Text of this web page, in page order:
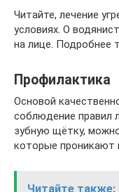
Читайте, лечение
условиях. О
на лице. Подробнее
Профилактика
Основой
соблюдение правил
зубную щётку,
которые проникают
Читайте также: